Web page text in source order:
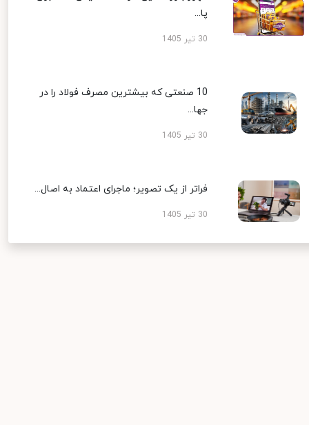
پا...
30 تیر 1405
10 صنعتی که بیشترین مصرف فولاد را در
جها...
30 تیر 1405
فراتر از یک تصویر؛ ماجرای اعتماد به اصال...
30 تیر 1405